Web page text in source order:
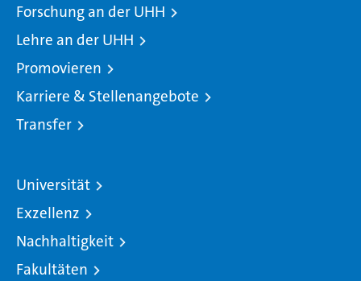
Forschung an der UHH
Lehre an der UHH
Promovieren
Karriere & Stellenangebote
Transfer
Universität
Exzellenz
Nachhaltigkeit
Fakultäten